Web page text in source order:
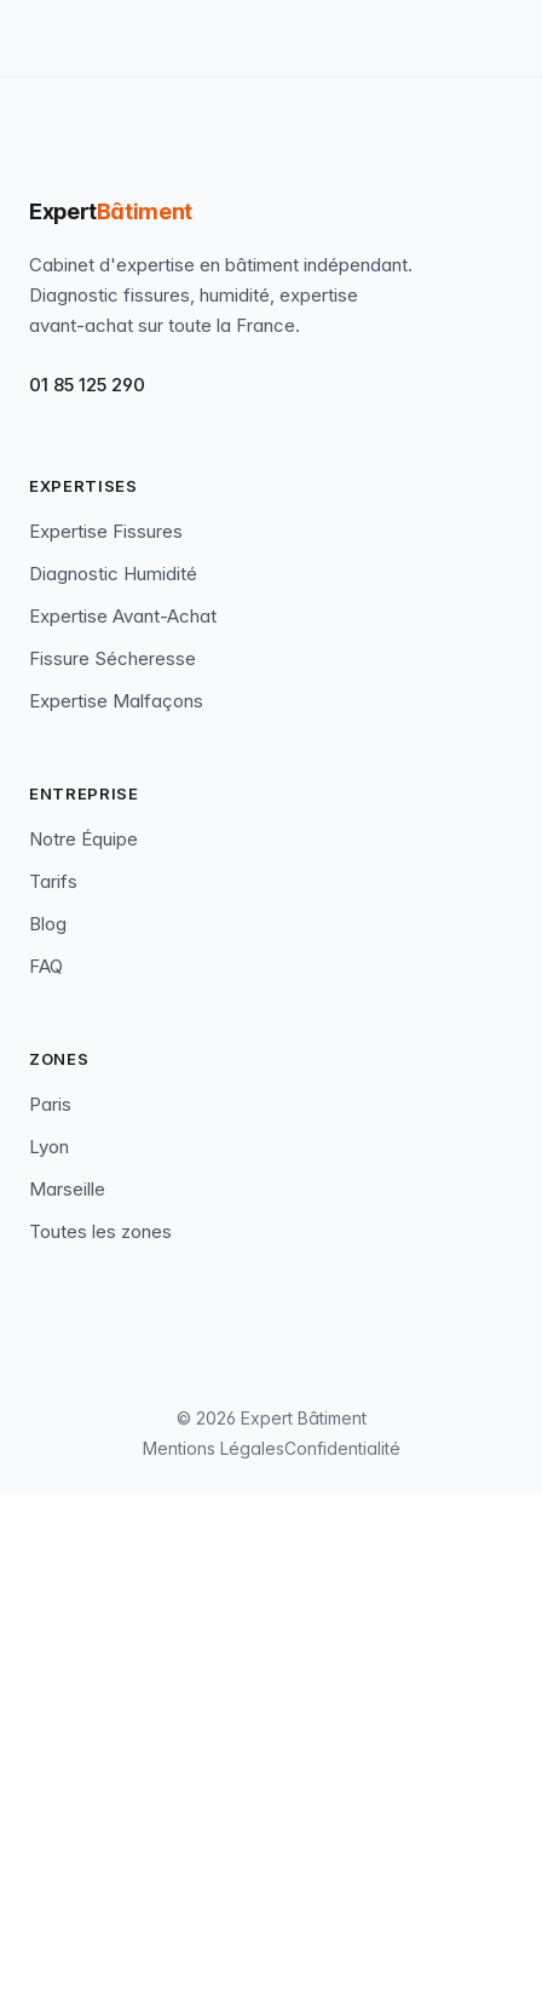
ExpertBâtiment
Cabinet d'expertise en bâtiment indépendant.
Diagnostic fissures, humidité, expertise
avant-achat sur toute la France.
01 85 125 290
EXPERTISES
Expertise Fissures
Diagnostic Humidité
Expertise Avant-Achat
Fissure Sécheresse
Expertise Malfaçons
ENTREPRISE
Notre Équipe
Tarifs
Blog
FAQ
ZONES
Paris
Lyon
Marseille
Toutes les zones
© 2026 Expert Bâtiment
Mentions LégalesConfidentialité